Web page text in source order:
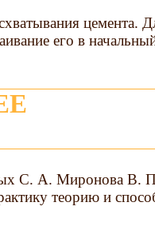
цемента.
его в
С. А. Миронова В.
теорию и